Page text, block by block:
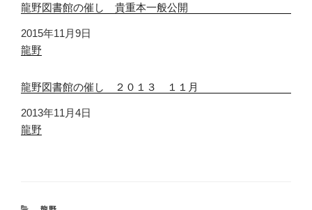
龍野図書館の催し 貴重本一般公開
日付
2015年11月9日
関連理由
龍野
龍野図書館の催し ２０１３ １１月
日付
2013年11月4日
関連理由
龍野